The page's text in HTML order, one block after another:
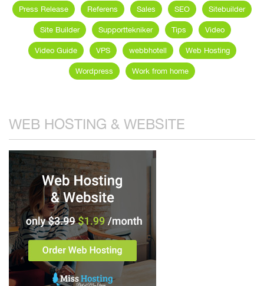
Press Release Referens Sales SEO Sitebuilder
Site Builder Supporttekniker Tips Video
Video Guide VPS webbhotell Web Hosting
Wordpress Work from home
WEB HOSTING & WEBSITE